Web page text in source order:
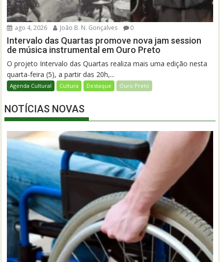
ago 4, 2026 João B. N. Gonçalves 0
Intervalo das Quartas promove nova jam session
de música instrumental em Ouro Preto
O projeto Intervalo das Quartas realiza mais uma edição nesta
quarta-feira (5), a partir das 20h,...
Agenda Cultural Cultura Destaque Ouro Preto
NOTÍCIAS NOVAS